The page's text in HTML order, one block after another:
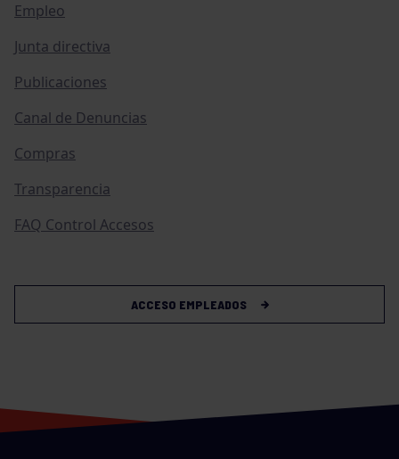
Empleo
Junta directiva
Publicaciones
Canal de Denuncias
Compras
Transparencia
FAQ Control Accesos
ACCESO EMPLEADOS